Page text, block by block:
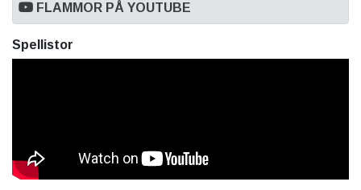
FLAMMOR PÅ YOUTUBE
Spellistor